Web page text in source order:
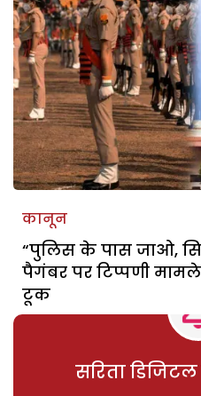
कानून
“पुलिस के पास जाओ,
पैगंबर पर टिप्पणी मामले
टूक
सरिता